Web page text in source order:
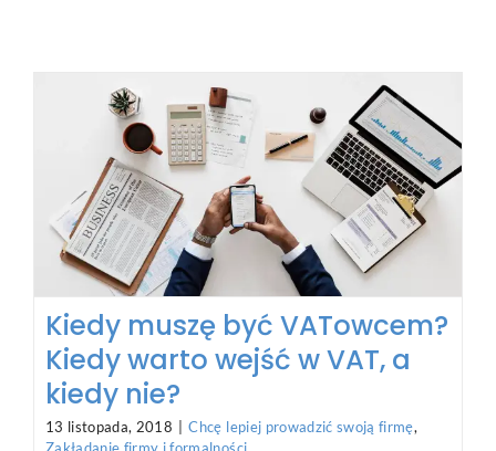
Kiedy muszę być VATowcem?
Kiedy warto wejść w VAT, a
kiedy nie?
13 listopada, 2018 Chcę lepiej prowadzić swoją firmę,